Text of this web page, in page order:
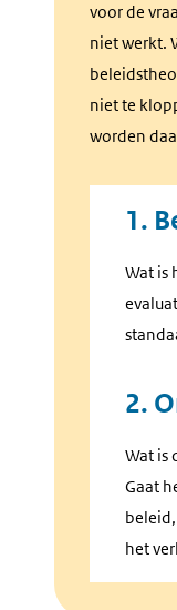
voor de
niet werkt.
niet te
worden
1.
Wat is
2.
Wat is
Gaat
het